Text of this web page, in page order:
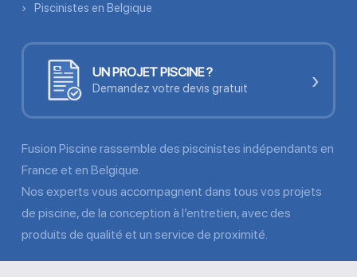
Piscinistes en Belgique
UN PROJET PISCINE ?
Demandez votre devis gratuit ›
Fusion Piscine rassemble des piscinistes indépendants en
France et en Belgique.
Nos experts vous accompagnent dans tous vos projets
de piscine, de la conception à l’entretien, avec des
produits de qualité et un service de proximité.